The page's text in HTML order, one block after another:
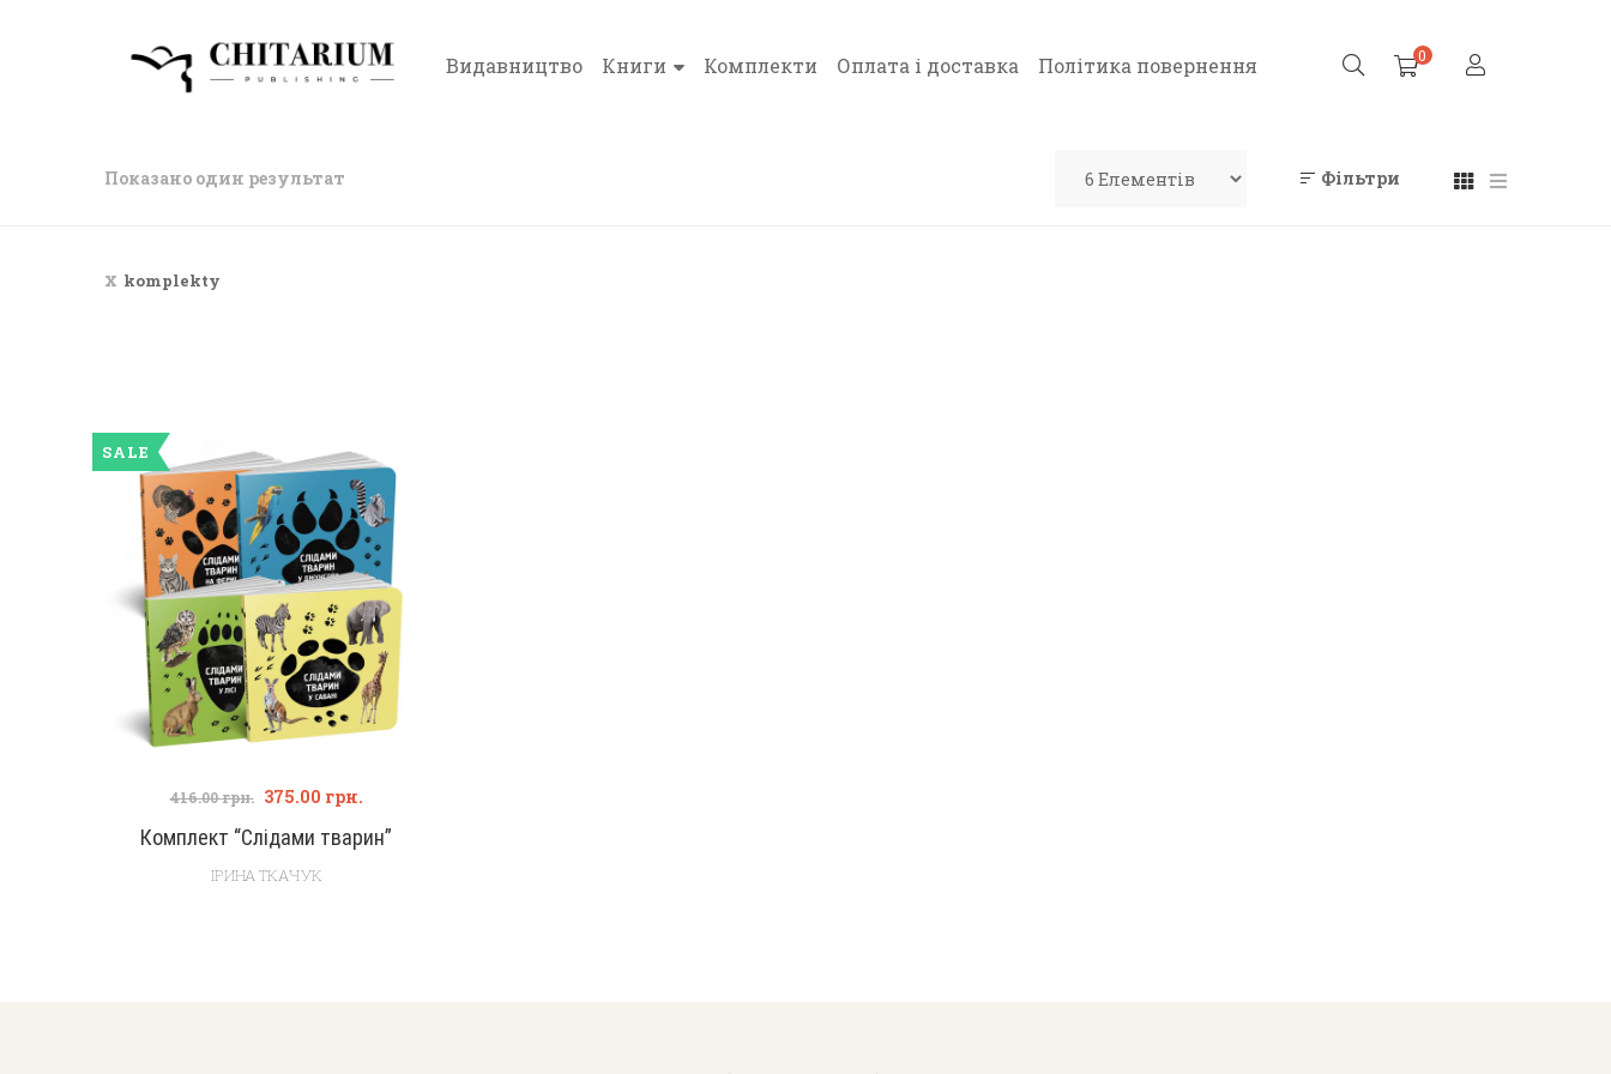
Видавництво Книги Комплекти Оплата і доставка Політика повернення 0
Показано один результат Фільтри
komplekty
SALE
Комплект “Слідами тварин”
416.00грн. 375.00 грн.
ІРИНА ТКАЧУК